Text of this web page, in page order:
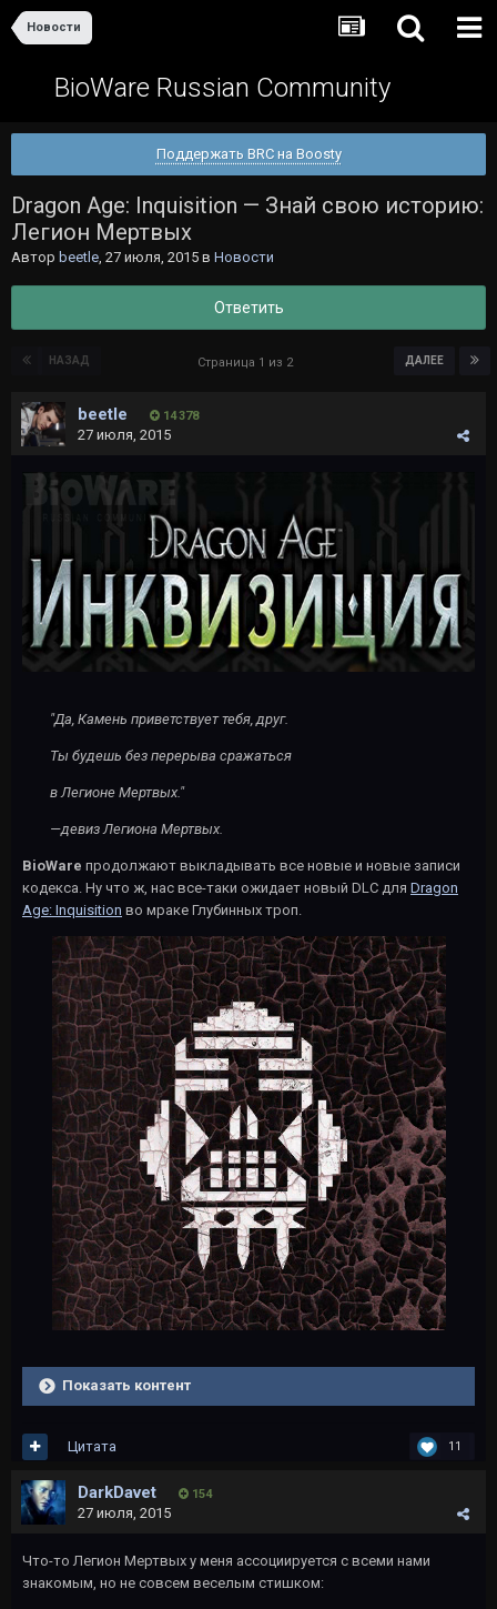
Новости
BioWare Russian Community
Поддержать BRC на Boosty
Dragon Age: Inquisition — Знай свою историю:
Легион Мертвых
Автор beetle, 27 июля, 2015 в Новости
Ответить
НАЗАД ДАЛЕЕ
Страница 1 из 2
beetle 14 378
27 июля, 2015
"Да, Камень приветствует тебя, друг.
Ты будешь без перерыва сражаться
в Легионе Мертвых."
—девиз Легиона Мертвых.
BioWare продолжают выкладывать все новые и новые записи
кодекса. Ну что ж, нас все-таки ожидает новый DLC для Dragon
Age: Inquisition во мраке Глубинных троп.
Показать контент
11
Цитата
DarkDavet 154
27 июля, 2015
Что-то Легион Мертвых у меня ассоциируется с всеми нами
знакомым, но не совсем веселым стишком: